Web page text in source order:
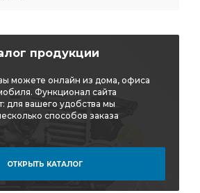
продукции
можете онлайн из дома, офиса
Функционал сайта
для вашего удобства мы
способов заказа
ОТКРЫТЬ КАТАЛОГ